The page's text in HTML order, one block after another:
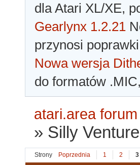
dla Atari XL/XE,
Gearlynx 1.2.21
przynosi
Nowa wersja
do formatów
atari.area forum
» Silly
Strony Poprzednia 1 2 3